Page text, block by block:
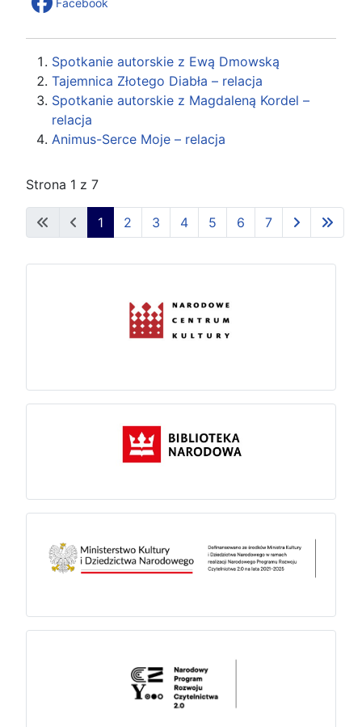
Spotkanie autorskie z Ewą Dmowską
Tajemnica Złotego Diabła – relacja
Spotkanie autorskie z Magdaleną Kordel –
relacja
Animus-Serce Moje – relacja
Strona 1 z 7
1 2 3 4 5 6 7